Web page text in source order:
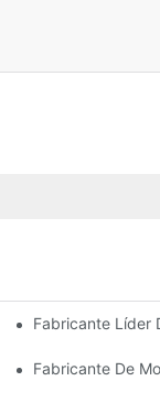
Primera Calidad
Fabricante Líder
Fabricante De